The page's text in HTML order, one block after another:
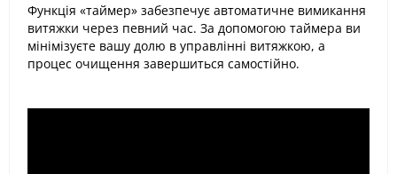
Функція «таймер» забезпечує автоматичне вимикання
витяжки через певний час. За допомогою таймера ви
мінімізуєте вашу долю в управлінні витяжкою, а
процес очищення завершиться самостійно.